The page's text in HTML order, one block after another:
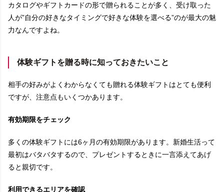
カタログやギフトカードの形で贈られることが多く、受け取った
人が”自分の好きなタイミングで好きな体験を選べる”のが最大の魅
力なんですよね。
体験ギフトを贈る時に知っておきたいこと
相手の好みがよくわからなくても贈れる体験ギフトはとても便利
ですが、注意点もいくつかあります。
有効期限をチェック
多くの体験ギフトには6ヶ月の有効期限があります。新婚生活って
最初はバタバタするので、プレゼントするときに一言添えてあげ
ると親切です。
利用できるエリアを確認